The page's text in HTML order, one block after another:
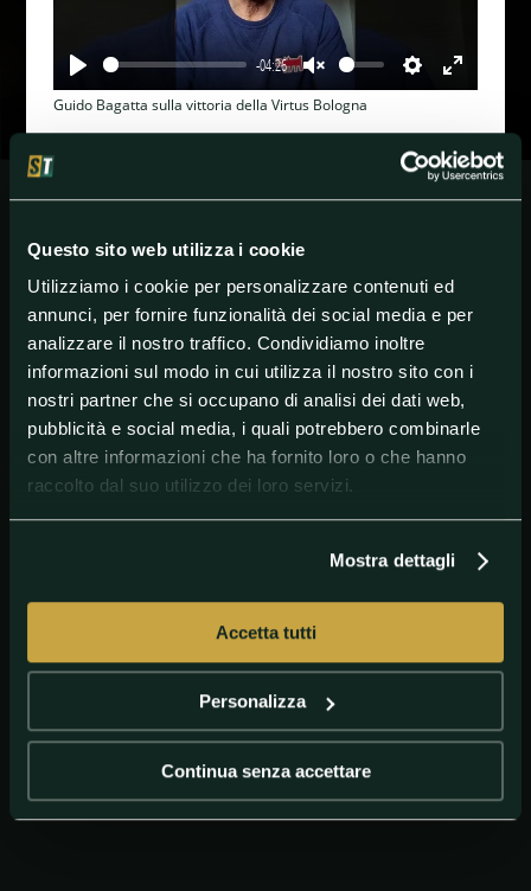
Questo sito web utilizza i cookie
Utilizziamo i cookie per personalizzare contenuti ed
annunci, per fornire funzionalità dei social media e per
analizzare il nostro traffico. Condividiamo inoltre
informazioni sul modo in cui utilizza il nostro sito con i
nostri partner che si occupano di analisi dei dati web,
pubblicità e social media, i quali potrebbero combinarle
con altre informazioni che ha fornito loro o che hanno
raccolto dal suo utilizzo dei loro servizi.
Mostra dettagli
Accetta tutti
Personalizza
Continua senza accettare
-04:26
Guido Bagatta sulla vittoria della Virtus Bologna
#Basket #PlayoffLBA
GETTY IMAGES Guido Bagatta sulle semifinali play-off LBA